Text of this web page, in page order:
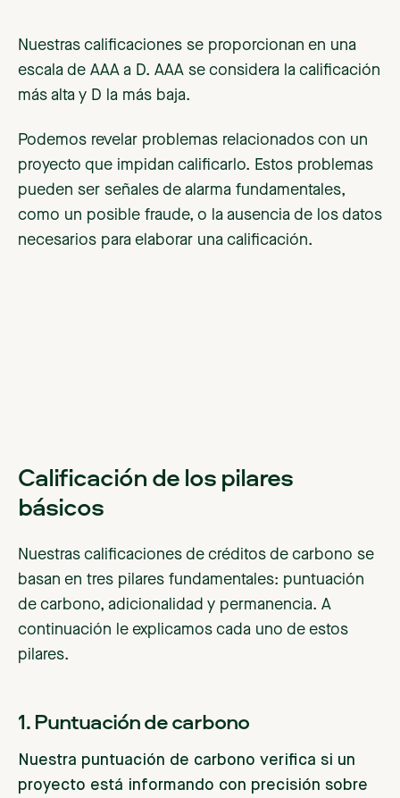
Nuestras calificaciones se proporcionan en una
escala de AAA a D. AAA se considera la calificación
más alta y D la más baja.
Podemos revelar problemas relacionados con un
proyecto que impidan calificarlo. Estos problemas
pueden ser señales de alarma fundamentales,
como un posible fraude, o la ausencia de los datos
necesarios para elaborar una calificación.
Calificación de los pilares
básicos
Nuestras calificaciones de créditos de carbono se
basan en tres pilares fundamentales: puntuación
de carbono, adicionalidad y permanencia. A
continuación le explicamos cada uno de estos
pilares.
1. Puntuación de carbono
Nuestra puntuación de carbono verifica si un
proyecto está informando con precisión sobre